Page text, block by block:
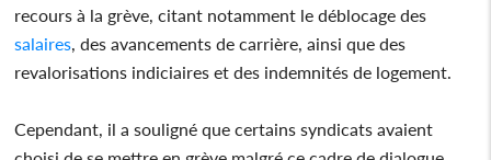
recours à la grève, citant notamment le déblocage des
salaires, des avancements de carrière, ainsi que des
revalorisations indiciaires et des indemnités de logement.
Cependant, il a souligné que certains syndicats avaient